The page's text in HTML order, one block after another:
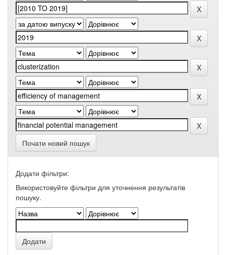
Почати новий пошук
Додати фільтри:
Використовуйте фільтри для уточнення результатів
пошуку.